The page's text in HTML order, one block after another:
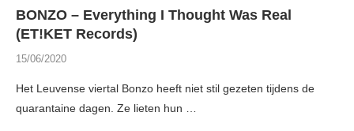
BONZO – Everything I Thought Was Real
(ET!KET Records)
15/06/2020
Het Leuvense viertal Bonzo heeft niet stil gezeten tijdens de
quarantaine dagen. Ze lieten hun …